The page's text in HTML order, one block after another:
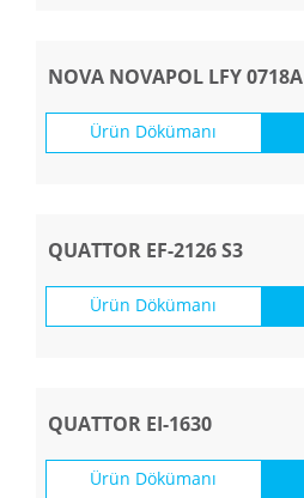
NOVA NOVAPOL LFY 0718A
Ürün Dökümanı
QUATTOR EF-2126 S3
Ürün Dökümanı
QUATTOR EI-1630
Ürün Dökümanı